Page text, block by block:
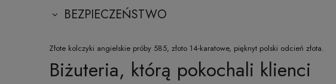
BEZPIECZEŃSTWO
Złote kolczyki angielskie próby 585, złoto 14-karatowe, pięknyt polski odcień złota.
Biżuteria, którą pokochali klienci